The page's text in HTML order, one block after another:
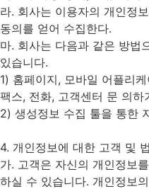
라. 회사는 이용자의 개인정
동의를 얻어 수집한다.
마. 회사는 다음과 같은 방법
있습니다.
1) 홈페이지, 모바일 어플리
팩스, 전화, 고객센터 문 의하
2) 생성정보 수집 툴을 통한
4. 개인정보에 대한 고객 및
가. 고객은 자신의 개인정보
하실 수 있습니다. 개인정보